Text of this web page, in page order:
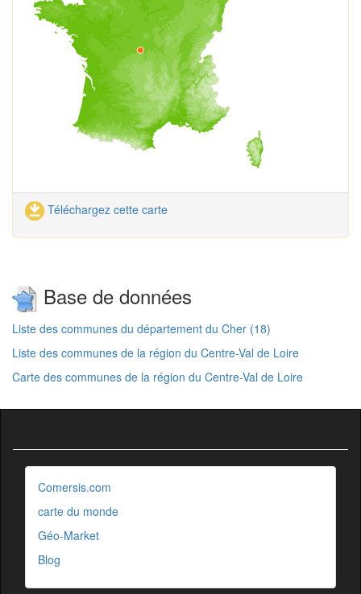
Téléchargez cette carte
Base de données
Liste des communes du département du Cher (18)
Liste des communes de la région du Centre-Val de Loire
Carte des communes de la région du Centre-Val de Loire
Comersis.com
carte du monde
Géo-Market
Blog